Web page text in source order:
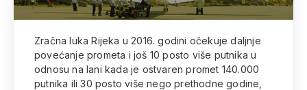
Zračna luka Rijeka u 2016. godini očekuje daljnje
povećanje prometa i još 10 posto više putnika u
odnosu na lani kada je ostvaren promet 140.000
putnika ili 30 posto više nego prethodne godine,